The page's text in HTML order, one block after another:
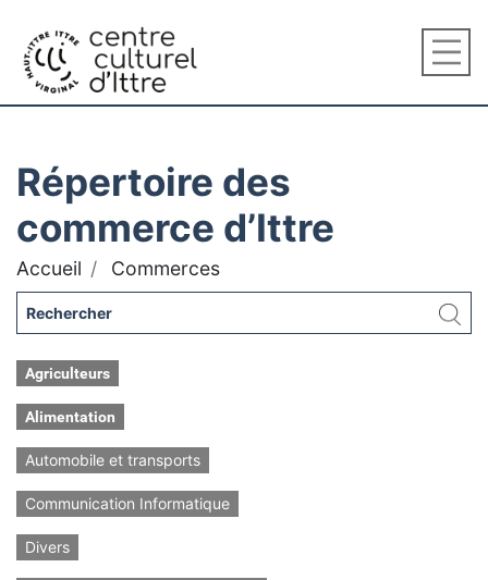
Répertoire des
commerce d’Ittre
Accueil Commerces
Agriculteurs
Alimentation
Automobile et transports
Communication Informatique
Divers